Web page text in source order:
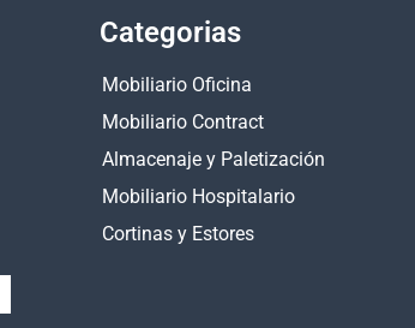
Categorias
Mobiliario Oficina
Mobiliario Contract
Almacenaje y Paletización
Mobiliario Hospitalario
Cortinas y Estores